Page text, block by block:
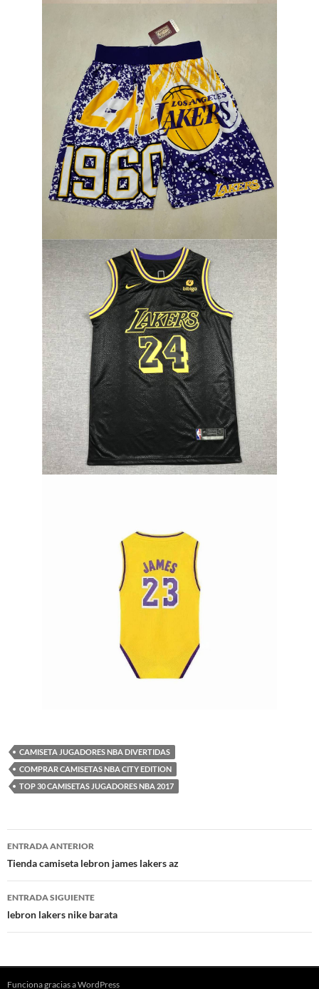
CAMISETA JUGADORES NBA DIVERTIDAS
COMPRAR CAMISETAS NBA CITY EDITION
TOP 30 CAMISETAS JUGADORES NBA 2017
Navegación
de
entradas
ENTRADA ANTERIOR
Tienda camiseta lebron james lakers az
ENTRADA SIGUIENTE
lebron lakers nike barata
Funciona gracias a WordPress